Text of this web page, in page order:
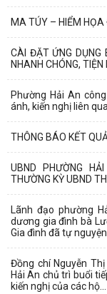
MA TÚY – HIỂM HỌA
CÀI ĐẶT ỨNG DỤNG
NHANH CHÓNG, TIỆN
Phường Hải An
ánh, kiến nghị liên
THÔNG BÁO KẾT
UBND PHƯỜNG
THƯỜNG KỲ UBND
Lãnh đạo phường
dương gia đình bà
Gia đình đã tự nguyện
Đồng chí Nguyễn
Hải An chủ trì buổi
kiến nghị của các hộ...